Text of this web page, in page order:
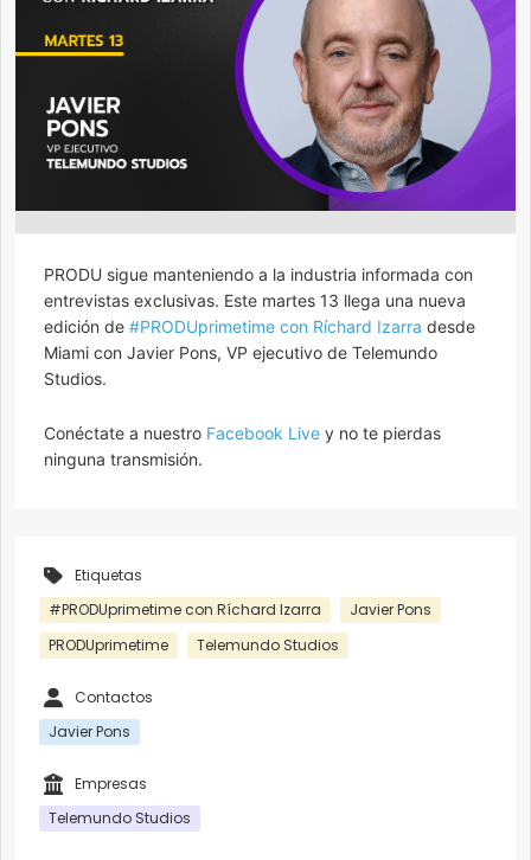
PRODU sigue manteniendo a la industria informada con
entrevistas exclusivas. Este martes 13 llega una nueva
edición de #PRODUprimetime con Ríchard Izarra desde
Miami con Javier Pons, VP ejecutivo de Telemundo
Studios.
Conéctate a nuestro Facebook Live y no te pierdas
ninguna transmisión.
Etiquetas
#PRODUprimetime con Ríchard Izarra
Javier Pons
PRODUprimetime
Telemundo Studios
Contactos
Javier Pons
Empresas
Telemundo Studios